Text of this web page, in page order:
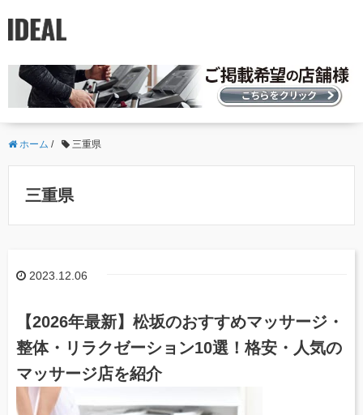
ホーム / 三重県
三重県
2023.12.06
【2026年最新】松坂のおすすめマッサージ・
整体・リラクゼーション10選！格安・人気の
マッサージ店を紹介